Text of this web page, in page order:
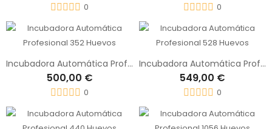
0 0
Incubadora Automática Profesional 352 Huevos
500,00 €
0
Incubadora Automática Profesional 528 Huevos
549,00 €
0